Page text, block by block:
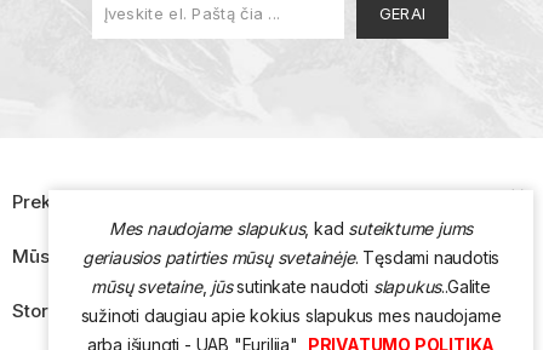
Prekės 
Mūsų Įmonė
Store Information
Mes naudojame slapukus, kad suteiktume jums
geriausios patirties mūsų svetainėje. Tęsdami naudotis
mūsų svetaine, jūssutinkate naudoti slapukus..Galite
sužinoti daugiau apie kokius slapukus mes naudojame
arba išjungti - UAB "Eurilija"
PRIVATUMO POLITIKA